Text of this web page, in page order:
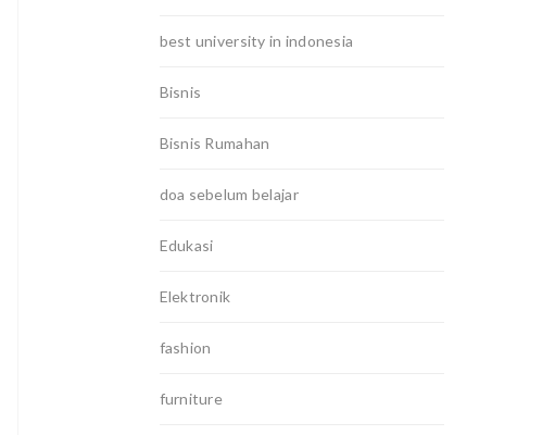
best university in indonesia
Bisnis
Bisnis Rumahan
doa sebelum belajar
Edukasi
Elektronik
fashion
furniture